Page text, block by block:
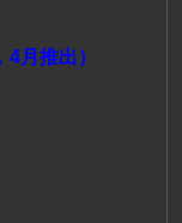
4月推出）